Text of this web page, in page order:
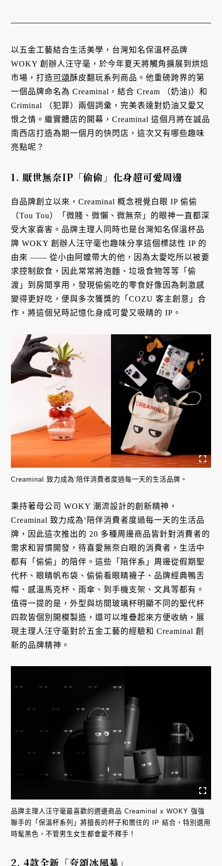
以五金工藝結合生活美學，台灣知名保溫杯品牌
WOKY 創辦人汪守毫，於今年夏天將觸角擴展到烘焙
市場，打造可頌酥皮翻玩系列商品。他重磅跨界的第
一個品牌命名為 Creaminal，結合 Cream （奶油)）和
Criminal （犯罪）兩個詞彙，完美表達對奶油又愛又
恨之情。繼實體店的開幕，Creaminal 這個月將在誠品
南西店打造為期一個月的快閃店，這次又有哪些趣味
亮點呢？
1. 厭世無奈IP「偷偷」化身超可愛周邊
自品牌創立以來，Creaminal 概念視覺白眼 IP 偷偷
（Tou Tou）「微賤、微懶、微無奈」的眼神一直都深
受大家喜害。品牌主理人同時也是台灣知名保溫杯品
牌 WOKY 創辦人汪守毫也趣味分享這個標誌性 IP 的
由來 —— 從小由阿嬤帶大的他，因為太愛吃所以被要
求控制飲食，因此常常將泡麵、垃圾食物等等「偷
渡」到房間享用，發現偷偷吃的零食好像因為刺激感
變得更好吃，便與多次獲獎的「COZU 客主創意」合
作，將這個兒時記憶化身成可愛又吸睛的 IP。
Creaminal 致力成為‘陪伴消費者度過每一天的生活品牌。
秉持著母公司 WOKY 潮流設計的創新精神，
Creaminal 致力成為‘陪伴消費者度過每一天的生活品
牌，因此這次推出的 20 多種周邊商品皆針對消費者的
需求和習慣開發，待喜愛無奈白眼的消費者，生活中
都有「偷偷」的陪伴。這些「陪伴系」周邊從假期聖
代杯、眼睛帆布袋、偷偷看眼睛襪子、品牌經典鴨舌
帽、感溫馬克杯、雨傘、到手機支架、文具等都有。
值得一提的是，外型與坊間玻璃杯明顯不同的聖代杯
四款皆個別開模製造，還可以堆疊起來方便收納，展
現主理人汪守毫對於五金工藝的經驗和 Creaminal 創
新的品牌精神。
品牌主理人汪守毫最喜歡的週邊商品 Creaminal x WOKY 強強
聯手的「保溫杯系列」將擅長的杯子和嚮往的 IP 結合，特別選用
時髦黑色，不管男生女生都會愛不釋手！
2. 4款全新「夸頌冰風暴」